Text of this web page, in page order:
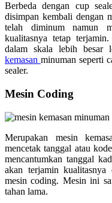
Berbeda dengan cup
disimpan kembali dengan
telah diminum namun
kualitasnya tetap
dalam skala lebih besar
kemasan minuman seperti
sealer.
Mesin Coding
Merupakan mesin
mencetak tanggal atau
mencantumkan tanggal
akan terjamin kualitasnya
mesin coding. Mesin ini
tahan lama.